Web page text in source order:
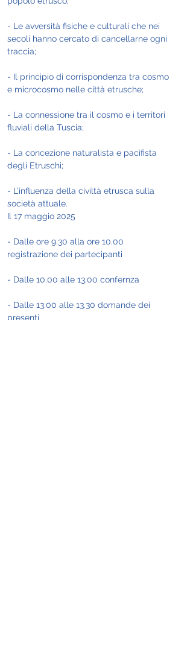
- Le avversità fisiche e culturali che nei
secoli hanno cercato di cancellarne ogni
traccia;
- Il principio di corrispondenza tra cosmo
e microcosmo nelle città etrusche;
- La connessione tra il cosmo e i territori
fluviali della Tuscia;
- La concezione naturalista e pacifista
degli Etruschi;
- L’influenza della civiltà etrusca sulla
società attuale.
Il 17 maggio 2025
- Dalle ore 9.30 alla ore 10.00
registrazione dei partecipanti
- Dalle 10.00 alle 13.00 confernza
- Dalle 13.00 alle 13.30 domande dei
presenti